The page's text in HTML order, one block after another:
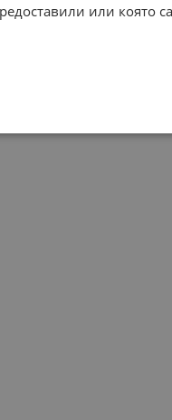
или която